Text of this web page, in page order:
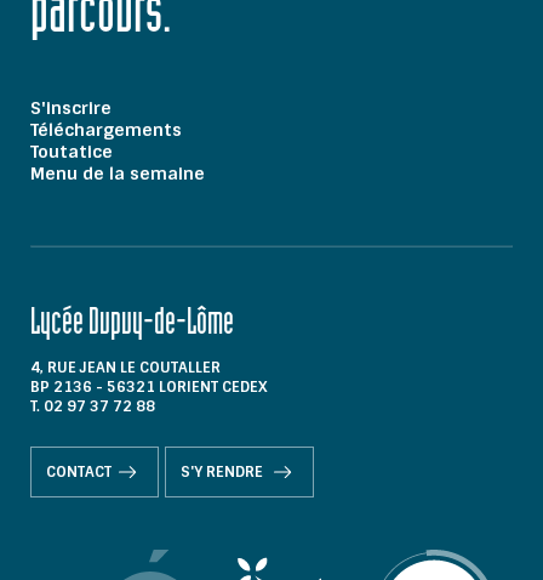
parcours."
S'inscrire
Téléchargements
Toutatice
Menu de la semaine
Lycée Dupuy-de-Lôme
4, RUE JEAN LE COUTALLER
BP 2136 - 56321 LORIENT CEDEX
T. 02 97 37 72 88
CONTACT S'Y RENDRE